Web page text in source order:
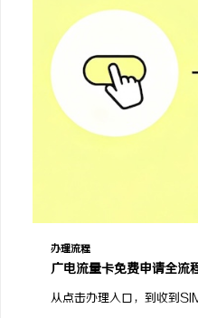
办理流程
广电流量卡免费申请全流
从点击办理入口，到收到